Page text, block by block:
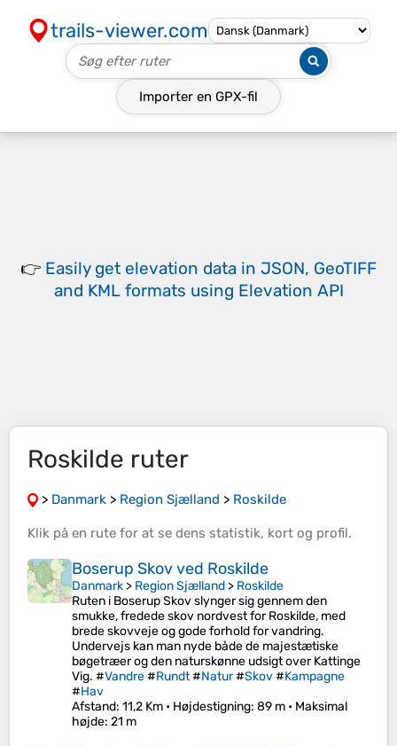
trails-viewer.com
Importer en GPX-fil
👉 Easily get elevation data in JSON, GeoTIFF
and KML formats using Elevation API
Roskilde ruter
> Danmark > Region Sjælland > Roskilde
Klik på en rute for at se dens statistik, kort og profil.
Boserup Skov ved Roskilde
Danmark > Region Sjælland > Roskilde
Ruten i Boserup Skov slynger sig gennem den
smukke, fredede skov nordvest for Roskilde, med
brede skovveje og gode forhold for vandring.
Undervejs kan man nyde både de majestætiske
bøgetræer og den naturskønne udsigt over Kattinge
Vig. #Vandre#Rundt#Natur#Skov#Kampagne
#Hav
Afstand: 11,2 Km • Højdestigning: 89 m • Maksimal
højde: 21 m